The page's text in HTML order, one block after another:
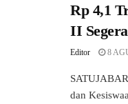
Rp 4,1
II
Editor 8
dan